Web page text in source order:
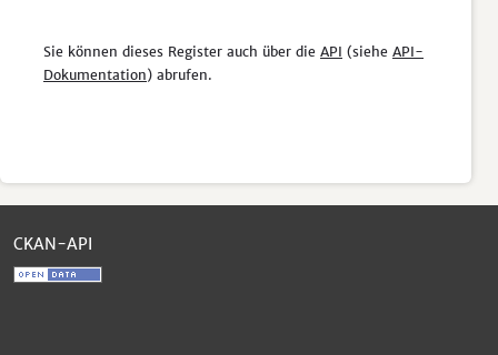
Sie können dieses Register auch über die API (siehe API-
Dokumentation) abrufen.
CKAN-API